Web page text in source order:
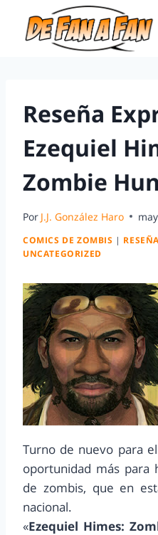
Reseña
Ezequiel
Zombie
Por J.J. González Haro
COMICS DE ZOMBIS |
UNCATEGORIZED
Turno de nuevo para
oportunidad más para
de zombis, que en
nacional.
«Ezequiel Himes: